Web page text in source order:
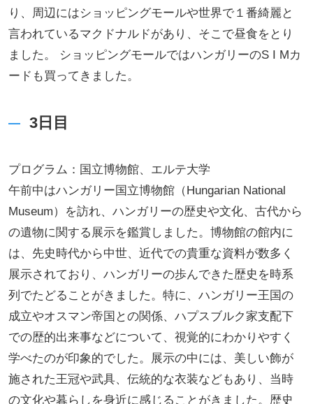
り、周辺にはショッピングモールや世界で１番綺麗と
言われているマクドナルドがあり、そこで昼食をとり
ました。 ショッピングモールではハンガリーのS I Mカ
ードも買ってきました。
3日目
プログラム：国立博物館、エルテ大学
午前中はハンガリー国立博物館（Hungarian National
Museum）を訪れ、ハンガリーの歴史や文化、古代から
の遺物に関する展示を鑑賞しました。博物館の館内に
は、先史時代から中世、近代での貴重な資料が数多く
展示されており、ハンガリーの歩んできた歴史を時系
列でたどることがきました。特に、ハンガリー王国の
成立やオスマン帝国との関係、ハプスブルク家支配下
での歴的出来事などについて、視覚的にわかりやすく
学べたのが印象的でした。展示の中には、美しい飾が
施された王冠や武具、伝統的な衣装などもあり、当時
の文化や暮らしを身近に感じることがきました。歴史